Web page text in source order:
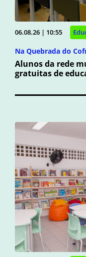
06.08.26 | 10:55
Na Quebrada do
Alunos da rede
gratuitas de